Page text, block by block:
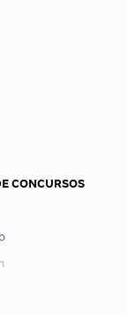
CONCURSOS